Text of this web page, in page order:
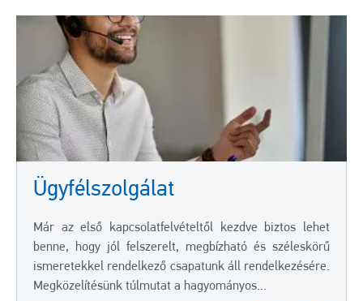
Ügyfélszolgálat
Már az első kapcsolatfelvételtől kezdve biztos lehet
benne, hogy jól felszerelt, megbízható és széleskörű
ismeretekkel rendelkező csapatunk áll rendelkezésére.
Megközelítésünk túlmutat a hagyományos...